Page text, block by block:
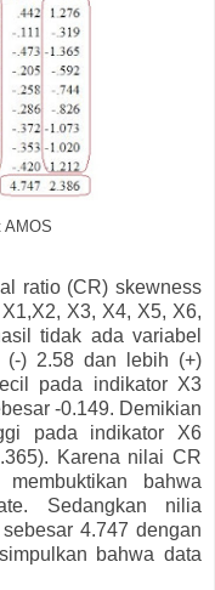
AMOS
ratio (CR) skewness
X3, X4, X5, X6,
tidak ada variabel
(-) 2.58 dan lebih (+)
pada indikator X3
-0.149. Demikian
pada indikator X6
Karena nilai CR
bahwa
Sedangkan nilia
4.747 dengan
bahwa data